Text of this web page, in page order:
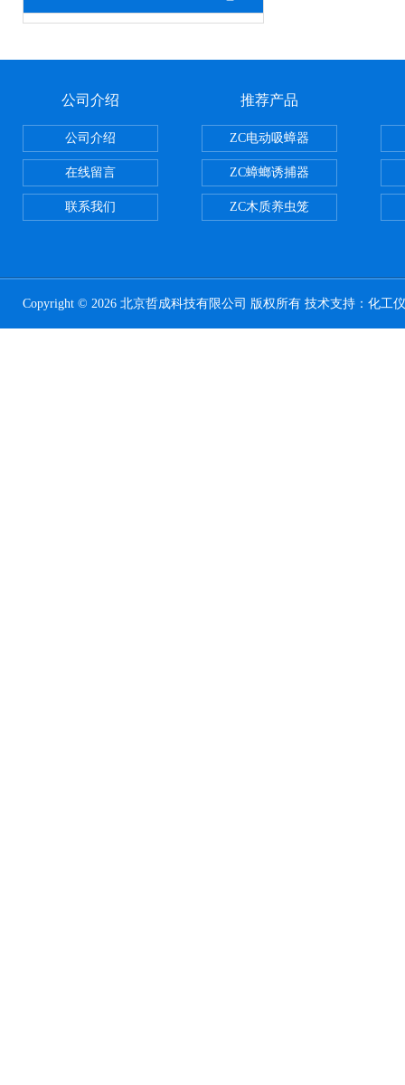
公司介绍
公司介绍
在线留言
联系我们
推荐产品
ZC电动吸蟑器
ZC蟑螂诱捕器
ZC木质养虫笼
Copyright © 2026 北京哲成科技有限公司 版权所有 技术支持： 化工